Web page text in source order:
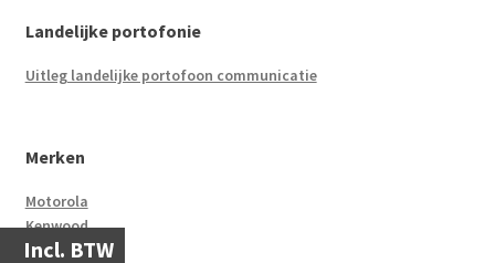
Incl. BTW
Landelijke portofonie
Uitleg landelijke portofoon communicatie
Merken
Motorola
Kenwood